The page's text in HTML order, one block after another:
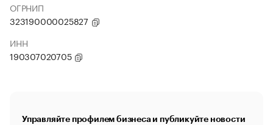
ОГРНИП
323190000025827
ИНН
190307020705
Управляйте профилем бизнеса и публикуйте новости